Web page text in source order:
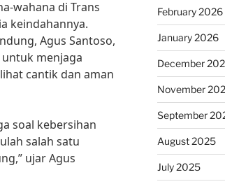
wahana di Trans
keindahannya.
Agus Santoso,
menjaga
cantik dan aman
soal kebersihan
salah satu
ujar Agus
February 2026
January 2026
December
November
September
August 2025
July 2025